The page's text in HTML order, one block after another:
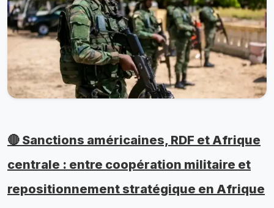
🔴 Sanctions américaines, RDF et Afrique
centrale : entre coopération militaire et
repositionnement stratégique en Afrique